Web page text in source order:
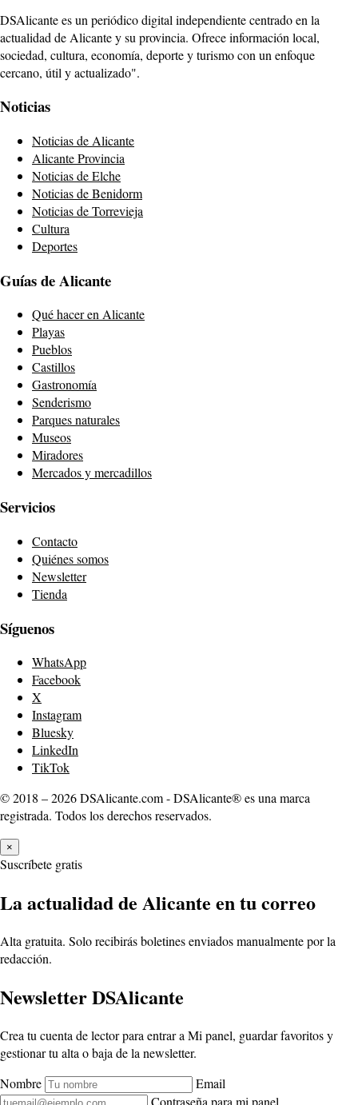
DSAlicante es un periódico digital independiente centrado en la
actualidad de Alicante y su provincia. Ofrece información local,
sociedad, cultura, economía, deporte y turismo con un enfoque
cercano, útil y actualizado".
Noticias
Noticias de Alicante
Alicante Provincia
Noticias de Elche
Noticias de Benidorm
Noticias de Torrevieja
Cultura
Deportes
Guías de Alicante
Qué hacer en Alicante
Playas
Pueblos
Castillos
Gastronomía
Senderismo
Parques naturales
Museos
Miradores
Mercados y mercadillos
Servicios
Contacto
Quiénes somos
Newsletter
Tienda
Síguenos
WhatsApp
Facebook
X
Instagram
Bluesky
LinkedIn
TikTok
© 2018 – 2026 DSAlicante.com - DSAlicante® es una marca
registrada. Todos los derechos reservados.
×
Suscríbete gratis
La actualidad de Alicante en tu correo
Alta gratuita. Solo recibirás boletines enviados manualmente por la
redacción.
Newsletter DSAlicante
Crea tu cuenta de lector para entrar a Mi panel, guardar favoritos y
gestionar tu alta o baja de la newsletter.
Nombre
Email
Contraseña para mi panel